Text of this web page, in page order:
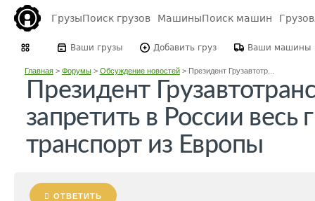
ГрузыПоиск грузов МашиныПоиск машин
Ваши грузы Добавить груз Ваши машины
Главная> Форумы> Обсуждение новостей> Президент Грузавтотр...
Президент
запретить в России весь
транспорт из Европы
ОТВЕТИТЬ